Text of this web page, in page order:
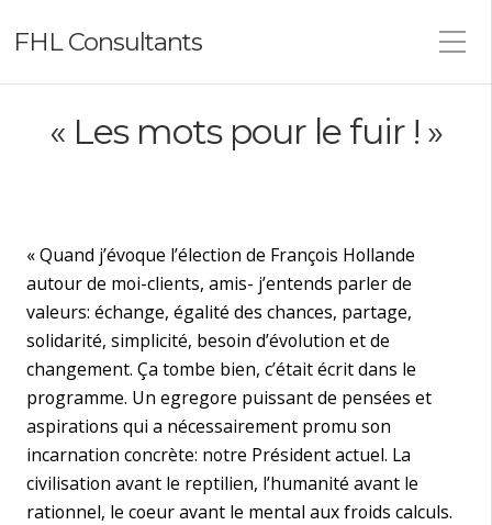
FHL Consultants
« Les mots pour le fuir ! »
« Quand j’évoque l’élection de François Hollande
autour de moi-clients, amis- j’entends parler de
valeurs: échange, égalité des chances, partage,
solidarité, simplicité, besoin d’évolution et de
changement. Ça tombe bien, c’était écrit dans le
programme. Un egregore puissant de pensées et
aspirations qui a nécessairement promu son
incarnation concrète: notre Président actuel. La
civilisation avant le reptilien, l’humanité avant le
rationnel, le coeur avant le mental aux froids calculs.